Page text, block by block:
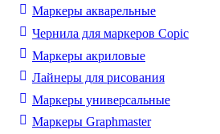
Маркеры акварельные
Чернила для маркеров Copic
Маркеры акриловые
Лайнеры для рисования
Маркеры универсальные
Маркеры Graphmaster